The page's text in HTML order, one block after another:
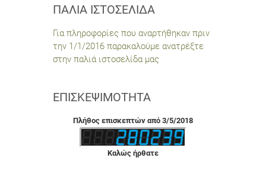
ΠΑΛΙΆ ΙΣΤΟΣΕΛΊΔΑ
Για πληροφορίες που αναρτήθηκαν πριν
την 1/1/2016 παρακαλούμε ανατρέξτε
στην παλιά ιστοσελίδα μας
ΕΠΙΣΚΕΨΙΜΌΤΗΤΑ
Πλήθος επισκεπτών από 3/5/2018
Καλώς ήρθατε